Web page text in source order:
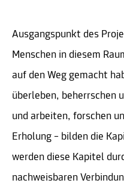
Ausgangspunkt des
Menschen in diesem
auf den Weg gemacht
überleben, beherrschen
und arbeiten, forschen
Erholung – bilden die
werden diese Kapitel
nachweisbaren